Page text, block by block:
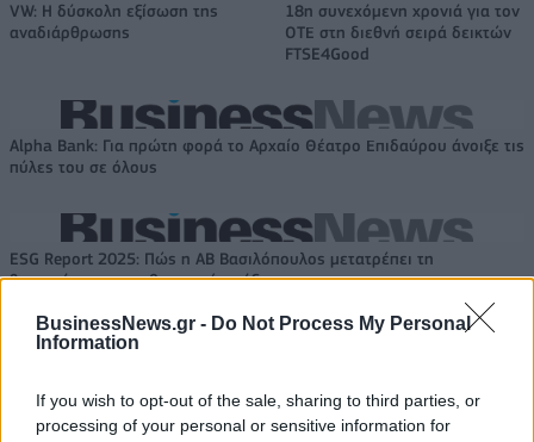
BusinessNews.gr - Do Not Process My Personal
Information
If you wish to opt-out of the sale, sharing to third parties, or
processing of your personal or sensitive information for
VW: Η δύσκολη εξίσωση της
αναδιάρθρωσης
18η συνεχόμενη χρονιά για τον
ΟΤΕ στη διεθνή σειρά δεικτών
FTSE4Good
Alpha Bank: Για πρώτη φορά το Αρχαίο Θέατρο Επιδαύρου άνοιξε τις
πύλες του σε όλους
ESG Report 2025: Πώς η ΑΒ Βασιλόπουλος μετατρέπει τη
βιωσιμότητα σε καθημερινή πράξη
ΠΕΡΙΣΣΌΤΕΡΑ ΣΕ ΑΥΤΉ ΤΗΝ ΚΑΤΗΓΟΡΊΑ